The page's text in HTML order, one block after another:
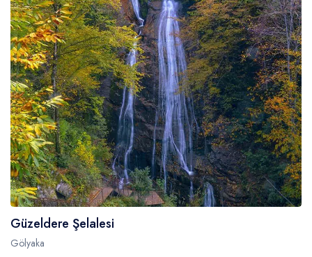
Güzeldere Şelalesi
Gölyaka